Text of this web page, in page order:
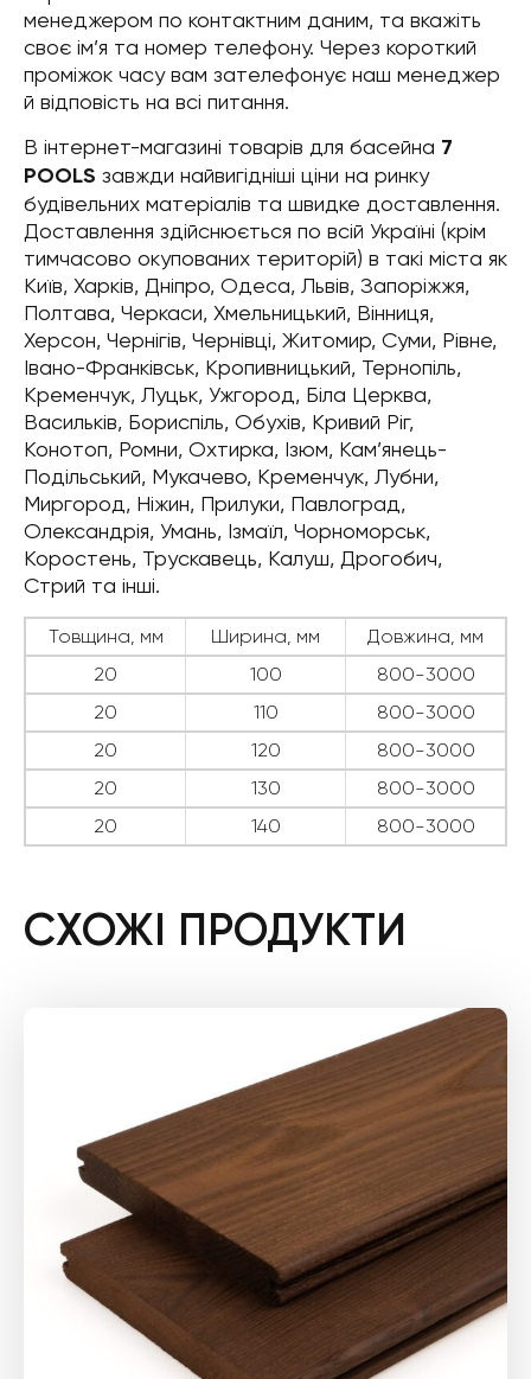
менеджером по контактним даним, та вкажіть
своє ім’я та номер телефону. Через короткий
проміжок часу вам зателефонує наш менеджер
й відповість на всі питання.
В інтернет-магазині товарів для басейна 7
POOLS завжди найвигідніші ціни на ринку
будівельних матеріалів та швидке доставлення.
Доставлення здійснюється по всій Україні (крім
тимчасово окупованих територій) в такі міста як
Київ, Харків, Дніпро, Одеса, Львів, Запоріжжя,
Полтава, Черкаси, Хмельницький, Вінниця,
Херсон, Чернігів, Чернівці, Житомир, Суми, Рівне,
Івано-Франківськ, Кропивницький, Тернопіль,
Кременчук, Луцьк, Ужгород, Біла Церква,
Васильків, Бориспіль, Обухів, Кривий Ріг,
Конотоп, Ромни, Охтирка, Ізюм, Кам’янець-
Подільський, Мукачево, Кременчук, Лубни,
Миргород, Ніжин, Прилуки, Павлоград,
Олександрія, Умань, Ізмаїл, Чорноморськ,
Коростень, Трускавець, Калуш, Дрогобич,
Стрий та інші.
Товщина, мм Ширина, мм
Довжина, мм
20
100
800-3000
20
110
800-3000
20
120
800-3000
20
130
800-3000
20
140 800-3000
СХОЖІ ПРОДУКТИ